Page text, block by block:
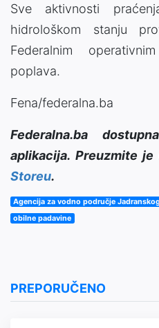
Sve aktivnosti
hidrološkom stanju
Federalnim
poplava.
Fena/federalna.ba
Federalna.ba
aplikacija. Preuzmite je
Storeu.
Agencija za vodno područje
obilne padavine
PREPORUČENO